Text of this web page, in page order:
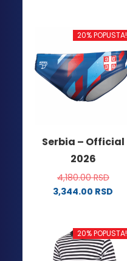
ima
varijanti.
Opcije
mogu
biti
stranici
proizvoda.
20% POPUSTA!
Serbia – Official
2026
4,180.00RSD
3,344.00 RSD
ima
više
20% POPUSTA!